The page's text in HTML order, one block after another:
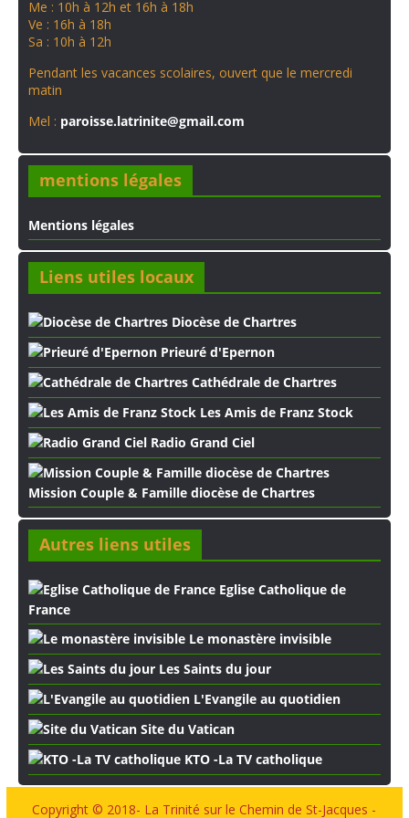
Me : 10h à 12h et 16h à 18h
Ve : 16h à 18h
Sa : 10h à 12h
Pendant les vacances scolaires, ouvert que le mercredi
matin
Mel : paroisse.latrinite@gmail.com
mentions légales
Mentions légales
Liens utiles locaux
Diocèse de Chartres
Prieuré d'Epernon
Cathédrale de Chartres
Les Amis de Franz Stock
Radio Grand Ciel
Mission Couple & Famille diocèse de Chartres
Autres liens utiles
Eglise Catholique de
France
Le monastère invisible
Les Saints du jour
L'Evangile au quotidien
Site du Vatican
KTO -La TV catholique
Copyright © 2018- La Trinité sur le Chemin de St-Jacques -